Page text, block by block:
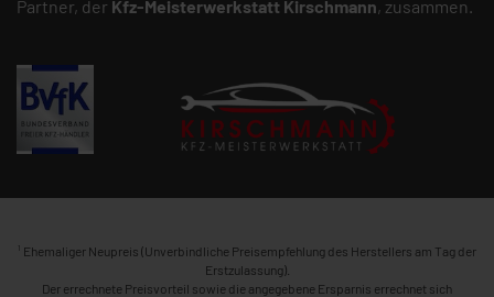
Partner, der Kfz-Meisterwerkstatt Kirschmann, zusammen.
1 Ehemaliger Neupreis (Unverbindliche Preisempfehlung des Herstellers am Tag der
Erstzulassung).
Der errechnete Preisvorteil sowie die angegebene Ersparnis errechnet sich